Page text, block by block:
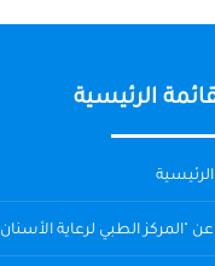
الرئيسية
الرئيسية
عن "المركز الطبي لرعاية الأسنان"